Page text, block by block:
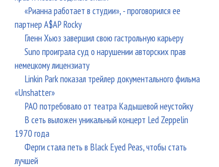
«Рианна работает в студии», - проговорился ее
партнер A$AP Rocky
Гленн Хьюз завершил свою гастрольную карьеру
Suno проиграла суд о нарушении авторских прав
немецкому лицензиату
Linkin Park показал трейлер документального фильма
«Unshatter»
РАО потребовало от театра Кадышевой неустойку
В сеть выложен уникальный концерт Led Zeppelin
1970 года
Ферги стала петь в Black Eyed Peas, чтобы стать
лучшей